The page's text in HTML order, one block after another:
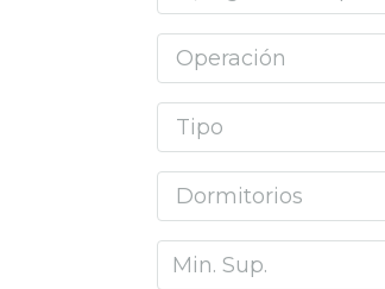
Operación
Tipo
Dormitorios